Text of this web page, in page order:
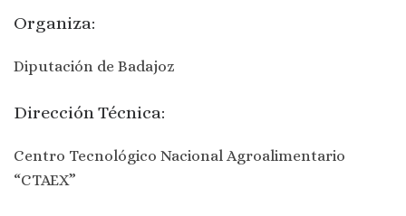
Organiza:
Diputación de Badajoz
Dirección Técnica:
Centro Tecnológico Nacional Agroalimentario
“CTAEX”